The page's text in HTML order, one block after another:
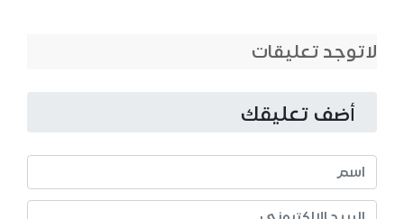
لاتوجد تعليقات
أضف تعليقك